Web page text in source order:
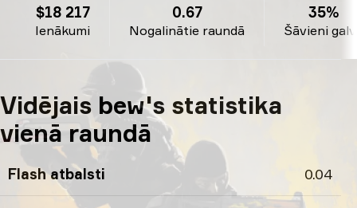
Ienākumi
$18 217
Nogalinātie raundā
0.67
Šāvieni
35%
Vidējais bew's statistika
vienā raundā
Flash atbalsti 0.04